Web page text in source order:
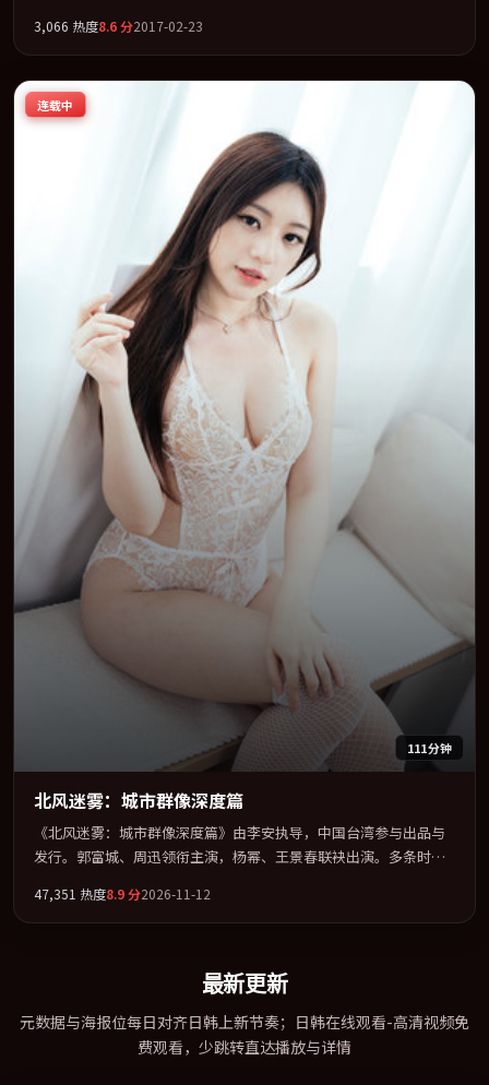
在叙事、表演与视听上力求统一。定于 2017-09-20 在内地院线及主
流平台同步亮相，2017 年度话题片中口碑稳健，适合喜欢强情节与
人物弧光的观众完整观看。
3,066 热度8.6分2017-02-23
连载中
111分钟
北风迷雾：城市群像深度篇
《北风迷雾：城市群像深度篇》由李安执导，中国台湾参与出品与
发行。郭富城、周迅领衔主演，杨幂、王景春联袂出演。多条时间
架，在叙事、表演与视听上力求统一。定于 2026-07-03 在内地院线
及主流平台同步亮相，2026 年度话题片中口碑稳健，适合喜欢强情
47,351 热度8.9分2026-11-12
最新更新
元数据与海报位每日对齐日韩上新节奏；日韩在线观看-高清视频免
费观看，少跳转直达播放与详情